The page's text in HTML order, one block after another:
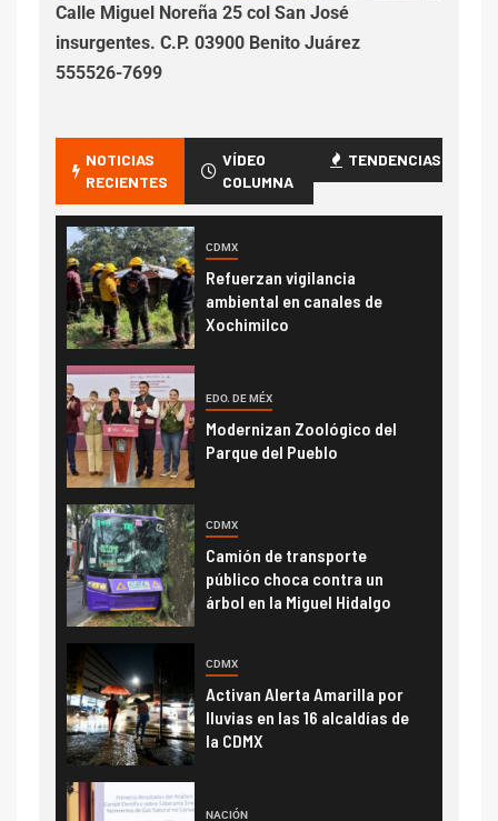
Calle Miguel Noreña 25 col San José
insurgentes. C.P. 03900 Benito Juárez
555526-7699
NOTICIAS
RECIENTES
VÍDEO
COLUMNA
TENDENCIAS
CDMX
Refuerzan vigilancia
ambiental en canales de
Xochimilco
EDO. DE MÉX
Modernizan Zoológico del
Parque del Pueblo
CDMX
Camión de transporte
público choca contra un
árbol en la Miguel Hidalgo
CDMX
Activan Alerta Amarilla por
lluvias en las 16 alcaldías de
la CDMX
NACIÓN